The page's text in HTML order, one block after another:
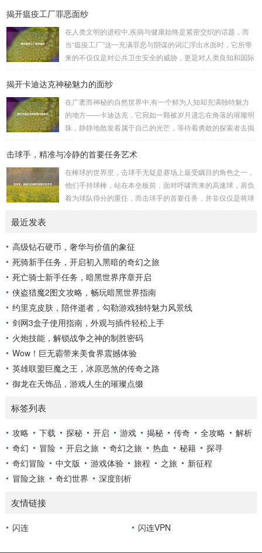
大陆的那一刻起，便肩负着守护的重任，他们身躯魁梧，手持
来自各方的邪恶势力，最初，他们凭借着基础的技能和坚定的
意志，在一次次战斗中积累着经验，不断成长，无论是在阴森
恐怖的地下墓穴，还是在战火纷飞的前线战场，守...
揭开瘟疫工厂罪恶面纱
在人类文明的进程中,疾病与健康始终是紧密交织的话题，而
当“瘟疫工厂”这一充满罪恶与阴谋的词汇浮出水面时，它所带
来的不仅仅是对公共卫生安全的威胁，更是对人类良知和国际
是一些别有用心的势力为了实现其不可告人的目的，秘密设立
科学研究的外衣，实则干着违背人道、危害全球的勾当。 从
历史上看,生物武器的使用曾经给人类带来过惨痛的教训，在
战争时期，某些国家就曾利用细菌、病毒...
揭开卡迪达克神秘魅力的面纱
在广袤而神秘的自然世界中,有一个鲜为人知却充满独特魅力
的地方——卡迪达克，它宛如一颗被岁月遗忘在角落的璀璨明
珠，静静地散发着属于自己的光芒，等待着勇敢的探索者去揭
复杂多样的地形地貌，高耸入云的山脉连绵起伏，像是大自然
照耀下闪耀着刺眼的银光，仿佛是大自然赐予这片土地的皇
冠，而山脚下，则是一片郁郁葱葱的森林，森林里树木种类繁
多，高大的乔木遮天蔽日，阳光只能透过枝叶的缝隙...
击球手，精准与冷静的首要任务艺术
在棒球的世界里，击球手无疑是赛场上最受瞩目的角色之一，
他们手持球棒，站在本垒板前，面对呼啸而来的高速球，肩负
着为球队得分的重任，而击球手的首要任务，并非仅仅是将球
滑球，击球手需要在极短的时间内，准确判断球的速度、方向
和落点，然后调整自己的击球动作，这不仅要求击球手具备出
色的视力和反应能力,更需要大量的训练来培养对球...
最近发表
高级钻石硬币，奢华与价值的象征
死骑新手任务，开启初入黑暗的奇幻之旅
死亡骑士新手任务，暗黑世界序章开启
侠盗猎魔2图文攻略，畅玩暗黑世界指南
约里克皮肤，陪伴逝者，勾勒游戏独特魅力风景线
剑网3盒子使用指南，外观与插件轻松上手
火炮技能，解锁战争之神的制胜密码
Wow！巨无霸带来美食界震撼体验
英雄联盟巨魔之王，冰原恶煞的传奇之路
御龙在天饰品，游戏人生的璀璨点缀
标签列表
攻略 下载 探秘 开启 游戏 揭秘 传奇 全攻略
解析
奇幻
冒险 开启之旅 奇幻之旅 热血 秘籍
探寻
奇幻冒险
中文版 游戏体验 旅程 之旅
新征程
冒险之旅
奇幻世界 深度剖析
友情链接
闪连 闪连VPN